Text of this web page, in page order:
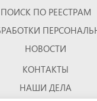
ПОИСК ПО РЕЕСТРАМ
НОВОСТИ
КОНТАКТЫ
НАШИ ДЕЛА